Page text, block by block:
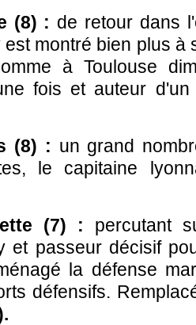
(8) : de retour dans
montré bien plus à
à Toulouse
fois et auteur
(8) : un grand
le capitaine
(7) : percutant
et passeur décisif
la défense
défensifs.